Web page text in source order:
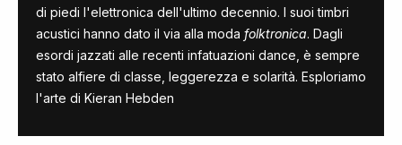
di piedi l'elettronica dell'ultimo decennio. I suoi timbri
acustici hanno dato il via alla moda folktronica. Dagli
esordi jazzati alle recenti infatuazioni dance, è sempre
stato alfiere di classe, leggerezza e solarità. Esploriamo
l'arte di Kieran Hebden